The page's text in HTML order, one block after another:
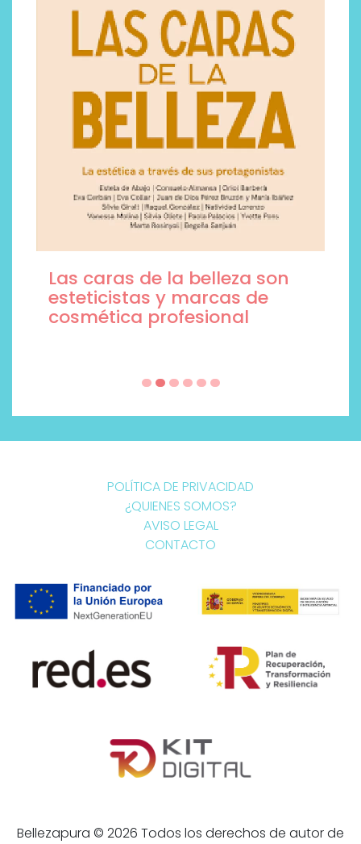
Las caras de la belleza son
esteticistas y marcas de
cosmética profesional
POLÍTICA DE PRIVACIDAD
¿QUIENES SOMOS?
AVISO LEGAL
CONTACTO
Bellezapura © 2026 Todos los derechos de autor de